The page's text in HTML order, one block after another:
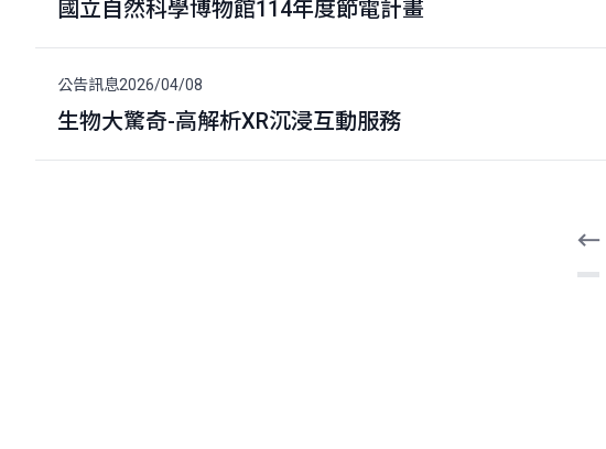
國立自然科學博物館114年度節電計畫
2026/04/08
公告訊息
生物大驚奇-高解析XR沉浸互動服務